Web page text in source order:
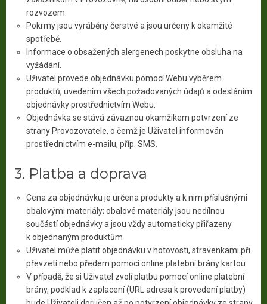
rozvozem.
Pokrmy jsou vyráběny čerstvé a jsou určeny k okamžité
spotřebě.
Informace o obsažených alergenech poskytne obsluha na
vyžádání.
Uživatel provede objednávku pomocí Webu výběrem
produktů, uvedením všech požadovaných údajů a odesláním
objednávky prostřednictvím Webu.
Objednávka se stává závaznou okamžikem potvrzení ze
strany Provozovatele, o čemž je Uživatel informován
prostřednictvím e-mailu, příp. SMS.
3. Platba a doprava
Cena za objednávku je určena produkty a k nim příslušnými
obalovými materiály; obalové materiály jsou nedílnou
součástí objednávky a jsou vždy automaticky přiřazeny
k objednaným produktům
Uživatel může platit objednávku v hotovosti, stravenkami při
převzetí nebo předem pomocí online platební brány kartou
V případě, že si Uživatel zvolí platbu pomocí online platební
brány, podklad k zaplacení (URL adresa k provedení platby)